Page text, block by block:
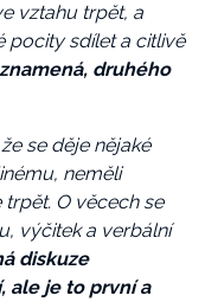
vztahu trpět, a
pocity sdílet a citlivě
druhého
se děje nějaké
neměli
O věcech se
výčitek a verbální
diskuze
ale je to první a